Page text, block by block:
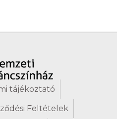
tájékoztató
Feltételek